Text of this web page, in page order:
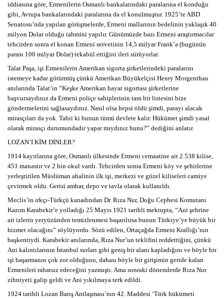
iddiasına göre, Ermenilerin Osmanlı bankalarındaki paralarına el konduğu
gibi, Avrupa bankalarındaki paralarına da el konulmuştur. 1925’te ABD
Senatosu’nda yapılan görüşmelerde, Ermeni mallarının bedelinin yaklaşık 40
milyon Dolar olduğu tahmini yapılır. Günümüzde bazı Ermeni araştırmacılar
tehcirden sonra el konan Ermeni servetinin 14,5 milyar Frank’a (bugünün
parası 100 milyar Dolar) tekabül ettiğini ileri sürüyorlar.
Talat Paşa, işi Ermenilerin Amerikan sigorta şirketlerindeki paralarını
istemeye kadar götürmüş çünkü Amerikan Büyükelçisi Henry Morgenthau
anılarında Talat’ın “Keşke Amerikan hayat sigortası şirketlerine
başvursaydınız da Ermeni poliçe sahiplerinin tam bir listesini bize
göndermelerini sağlasaydınız. Nasıl olsa hepsi öldü şimdi, parayı alacak
mirasçıları da yok. Tabii ki bunun tümü devlete kalır. Hükümet şimdi yasal
olarak mirasçı durumundadır yapar mıydınız bunu?” dediğini anlatır.
LOZAN’I KİM DİNLER?
1914 kayıtlarına göre, Osmanlı ülkesinde Ermeni cemaatine ait 2.538 kilise,
451 manastır ve 2 bin okul vardı. Tehcirden sonra Ermeni köy ve şehirlerine
yerleştirilen Müslüman ahalinin ilk işi, merkezi ve güzel kiliseleri camiye
çevirmek oldu. Gerisi ambar, depo ve tavla olarak kullanıldı.
Meclis’in ırkçı-Türkçü kanadından Dr. Rıza Nur, Doğu Cephesi Komutanı
Kazım Karabekir’e yolladığı 25 Mayıs 1921 tarihli mektupta, “Ani şehrine
ait izlerin yeryüzünden temizlenmesi başarılırsa bunun Türkiye’ye büyük bir
hizmet olacağını” söylüyordu. Sözü edilen, Ortaçağda Ermeni Krallığı’nın
başkentiydi. Karabekir anılarında, Rıza Nur’un teklifini reddettiğini, çünkü
Ani kalıntılarının İstanbul surları gibi geniş bir alanı kapladığını ve böyle bir
işi başarmanın çok zor olduğunu, dahası böyle bir girişimin geride kalan
Ermenileri rahatsız edeceğini yazmıştı. Ama sonraki dönemlerde Rıza Nur
zihniyeti galip geldi ve Ani yıkılmaya terk edildi.
1924 tarihli Lozan Barış Antlaşması’nın 42. Maddesi ‘Türk hükümeti